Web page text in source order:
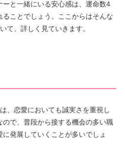
と一緒にいる安心感は、運命数4
ことでしょう。ここからはそんな
て、詳しく見ていきます。
、恋愛においても誠実さを重視し
ので、普段から接する機会の多い職
発展していくことが多いでしょ